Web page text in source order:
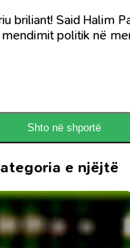
briliant! Said Halim
politik në
Shto në shportë
e njëjtë